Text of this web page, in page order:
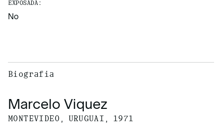
EXPOSADA:
No
Biografia
Marcelo Viquez
MONTEVIDEO, URUGUAI, 1971